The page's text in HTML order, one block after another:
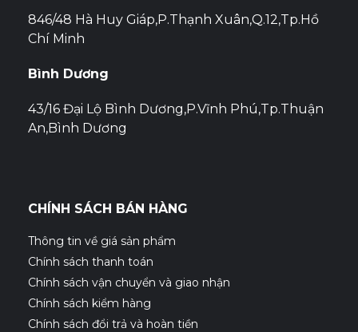
846/48 Hà Huy Giáp,P.Thạnh Xuân,Q.12,Tp.Hồ
Chí Minh
Bình Dương
43/16 Đại Lộ Bình Dương,P.Vĩnh Phú,Tp.Thuận
An,Bình Dương
CHÍNH SÁCH BÁN HÀNG
Thông tin về giá sản phẩm
Chính sách thanh toán
Chính sách vận chuyển và giao nhận
Chính sách kiểm hàng
Chính sách đổi trả và hoàn tiền